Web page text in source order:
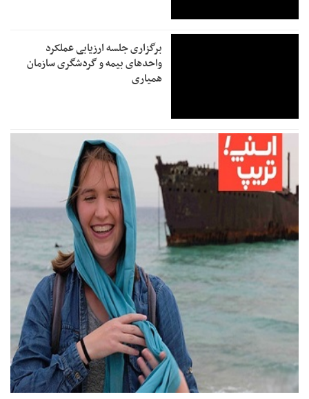
برگزاری جلسه ارزیابی عملکرد
واحدهای بیمه و گردشگری سازمان
همیاری